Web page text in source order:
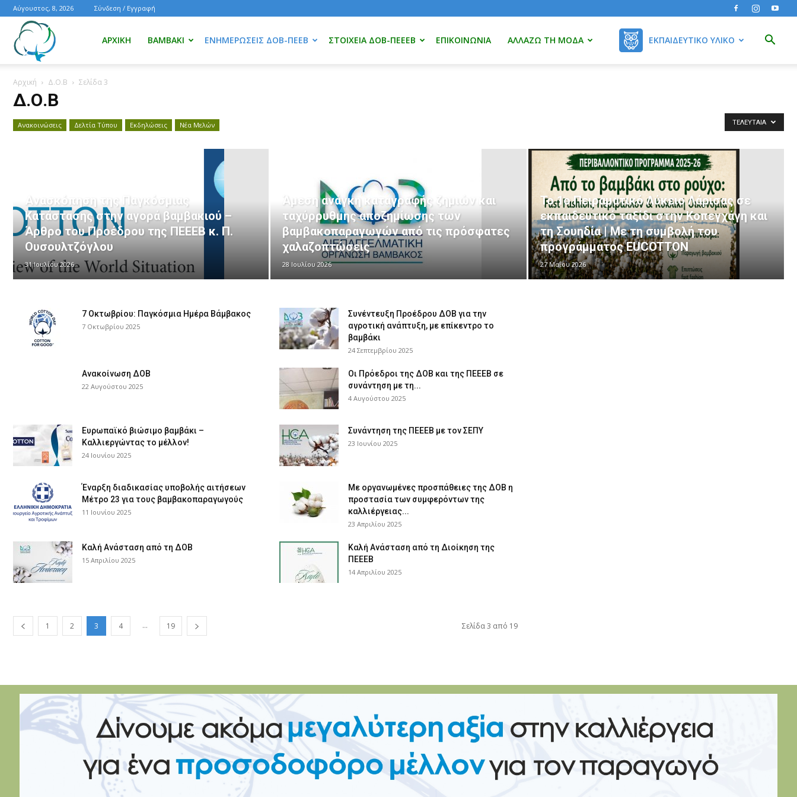
Αύγουστος, 8, 2026 Σύνδεση / Εγγραφή
για
το
Όλα
τα
τελευταία
ελληνικό
βαμβάκι.
ΑΡΧΙΚΉ ΒΑΜΒΆΚΙ ΕΝΗΜΕΡΏΣΕΙΣ ΔΟΒ-ΠΕΕΒ ΣΤΟΙΧΕΊΑ ΔΟΒ-ΠΕΕΕΒ ΕΠΙΚΟΙΝΩΝΊΑ ΑΛΛΆΖΩ ΤΗ ΜΌΔΑ ΕΚΠΑΙΔΕΥΤΙΚΌ ΥΛΙΚΌ
Αρχική Δ.Ο.Β Σελίδα 3
Δ.Ο.Β
Ανακοινώσεις Δελτία Τύπου Εκδηλώσεις Νέα Μελών ΤΕΛΕΥΤΑΊΑ
Ανασκόπηση της Παγκόσμιας
Κατάστασης στην αγορά βαμβακιού –
Άρθρο του Προέδρου της ΠΕΕΕΒ κ. Π.
Ουσουλτζόγλου
31 Ιουλίου 2026
Άμεση ανάγκη καταγραφής ζημιών και
ταχύρρυθμης αποζημίωσης των
βαμβακοπαραγωγών από τις πρόσφατες
χαλαζοπτώσεις
28 Ιουλίου 2026
Το 1ο Πειραματικό Λύκειο Λάρισας σε
εκπαιδευτικό ταξίδι στην Κοπεγχάγη και
τη Σουηδία | Με τη συμβολή του
προγράμματος EUCOTTON
27 Μαΐου 2026
7 Οκτωβρίου: Παγκόσμια Ημέρα Βάμβακος
7 Οκτωβρίου 2025
Συνέντευξη Προέδρου ΔΟΒ για την
αγροτική ανάπτυξη, με επίκεντρο το
βαμβάκι
24 Σεπτεμβρίου 2025
Ανακοίνωση ΔΟΒ
22 Αυγούστου 2025
Οι Πρόεδροι της ΔΟΒ και της ΠΕΕΕΒ σε
συνάντηση με τη...
4 Αυγούστου 2025
Ευρωπαϊκό βιώσιμο βαμβάκι –
Καλλιεργώντας το μέλλον!
24 Ιουνίου 2025
Συνάντηση της ΠΕΕΕΒ με τον ΣΕΠΥ
23 Ιουνίου 2025
Έναρξη διαδικασίας υποβολής αιτήσεων
Μέτρο 23 για τους βαμβακοπαραγωγούς
11 Ιουνίου 2025
Με οργανωμένες προσπάθειες της ΔΟΒ η
προστασία των συμφερόντων της
καλλιέργειας...
23 Απριλίου 2025
Καλή Ανάσταση από τη ΔΟΒ
15 Απριλίου 2025
Καλή Ανάσταση από τη Διοίκηση της
ΠΕΕΕΒ
14 Απριλίου 2025
1 2 3 4 ... 19 Σελίδα 3 από 19